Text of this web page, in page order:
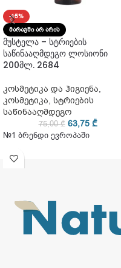
-15%
ᲛᲐᲠᲐᲒᲨᲘ ᲐᲠ ᲐᲠᲘᲡ
მუსტელა – სტრიების
საწინააღმდეგო ლოსიონი
200მლ. 2684
კოსმეტიკა და ჰიგიენა,
კოსმეტიკა, სტრიების
საწინააღმდეგო
75,00₾ 63,75 ₾
№1 ბრენდი ევროპაში